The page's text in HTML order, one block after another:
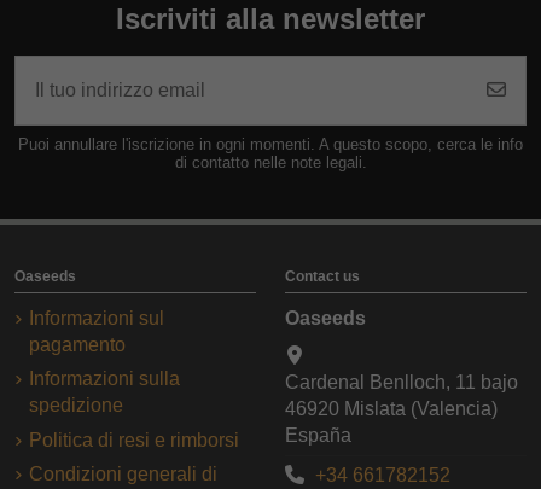
Iscriviti alla newsletter
Puoi annullare l'iscrizione in ogni momenti. A questo scopo, cerca le info
di contatto nelle note legali.
Oaseeds
Informazioni sul
pagamento
Informazioni sulla
spedizione
Politica di resi e rimborsi
Condizioni generali di
Contact us
Oaseeds
Cardenal Benlloch, 11 bajo
46920 Mislata (Valencia)
España
+34 661782152